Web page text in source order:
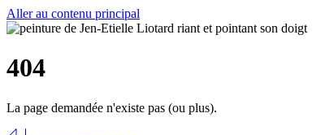
Aller au contenu principal
404
La page demandée n'existe pas (ou plus).